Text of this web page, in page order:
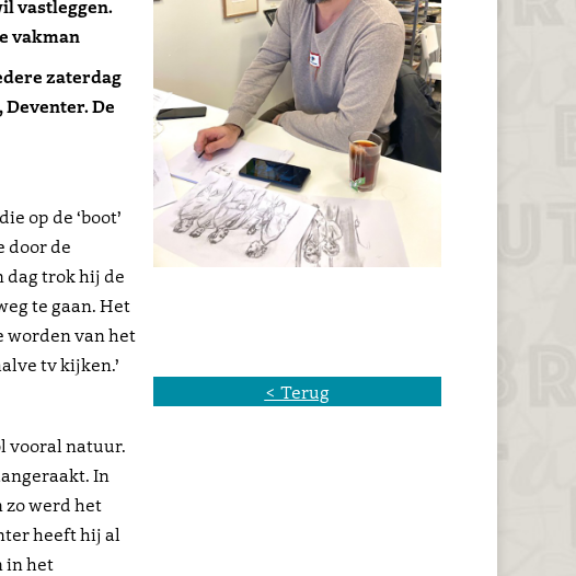
vastleggen.
vakman
zaterdag
De
op de ‘boot’
door de
dag trok hij de
te gaan. Het
worden van het
tv kijken.’
vooral natuur.
In
zo werd het
heeft hij al
in het
< Terug